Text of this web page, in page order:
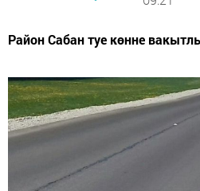
Район Сабан туе көнне